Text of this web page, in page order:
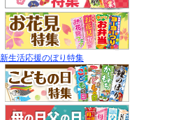
新生活応援のぼり特集